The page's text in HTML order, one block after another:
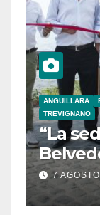
ANGUILLARA
TREVIGNANO
“La
7